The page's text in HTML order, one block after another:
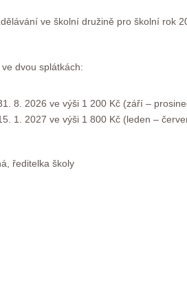
ve školní družině pro školní rok
dvou splátkách:
8. 2026 ve výši 1 200 Kč (září –
1. 2027 ve výši 1 800 Kč (leden –
ředitelka školy